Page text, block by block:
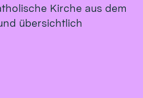
Kirche aus dem
übersichtlich